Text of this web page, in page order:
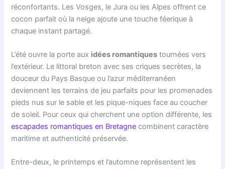
réconfortants. Les Vosges, le Jura ou les Alpes offrent ce
cocon parfait où la neige ajoute une touche féerique à
chaque instant partagé.
L’été ouvre la porte aux idées romantiques tournées vers
l’extérieur. Le littoral breton avec ses criques secrètes, la
douceur du Pays Basque ou l’azur méditerranéen
deviennent les terrains de jeu parfaits pour les promenades
pieds nus sur le sable et les pique-niques face au coucher
de soleil. Pour ceux qui cherchent une option différente, les
escapades romantiques en Bretagne combinent caractère
maritime et authenticité préservée.
Entre-deux, le printemps et l’automne représentent les